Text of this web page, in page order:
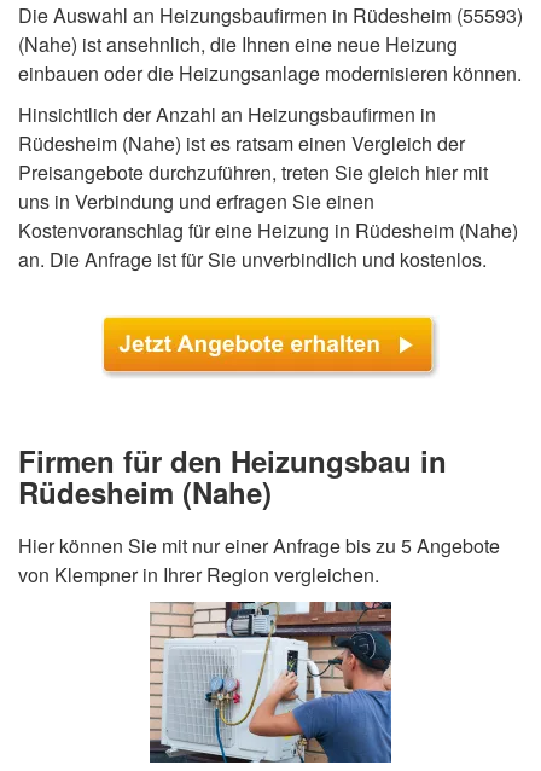
Die Auswahl an Heizungsbaufirmen in Rüdesheim (55593)
(Nahe) ist ansehnlich, die Ihnen eine neue Heizung
einbauen oder die Heizungsanlage modernisieren können.
Hinsichtlich der Anzahl an Heizungsbaufirmen in
Rüdesheim (Nahe) ist es ratsam einen Vergleich der
Preisangebote durchzuführen, treten Sie gleich hier mit
uns in Verbindung und erfragen Sie einen
Kostenvoranschlag für eine Heizung in Rüdesheim (Nahe)
an. Die Anfrage ist für Sie unverbindlich und kostenlos.
Firmen für den Heizungsbau in
Rüdesheim (Nahe)
Hier können Sie mit nur einer Anfrage bis zu 5 Angebote
von Klempner in Ihrer Region vergleichen.